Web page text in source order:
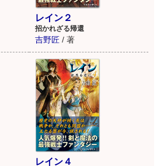
レイン２
招かれざる帰還
吉野匠 / 著
レイン４